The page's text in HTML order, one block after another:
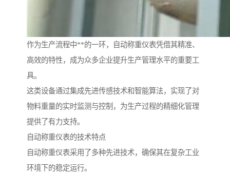
作为生产流程中**的一环，自动称重仪表凭借其精准、
高效的特性，成为众多企业提升生产管理水平的重要工
具。
这类设备通过集成先进传感技术和智能算法，实现了对
物料重量的实时监测与控制，为生产过程的精细化管理
提供了有力支持。
自动称重仪表的技术特点
自动称重仪表采用了多种先进技术，确保其在复杂工业
环境下的稳定运行。